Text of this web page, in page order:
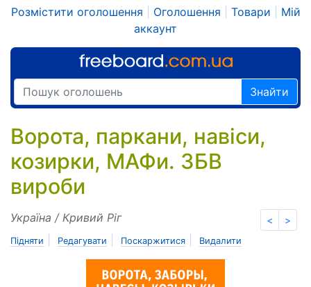
Розмістити оголошення Оголошення Товари
Мій
аккаунт
Знайти
Ворота, паркани, навіси,
козирки, МАФи. ЗБВ
вироби
< >
Україна / Кривий Ріг
Підняти Редагувати Поскаржитися Видалити